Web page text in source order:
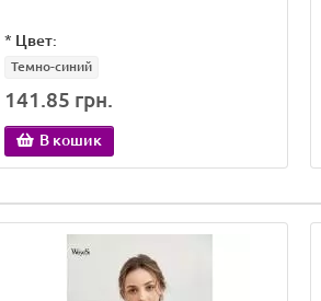
* Цвет:
Темно-синий
141.85 грн.
В кошик